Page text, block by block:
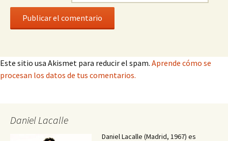
Este sitio usa Akismet para reducir el spam. Aprende cómo se
procesan los datos de tus comentarios.
Daniel Lacalle
Daniel Lacalle (Madrid, 1967) es